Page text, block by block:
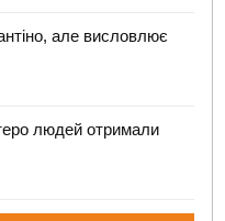
але висловлює
людей отримали